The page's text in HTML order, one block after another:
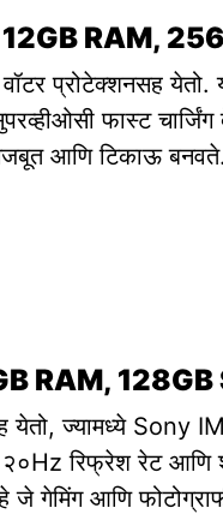
RAM,
प्रोटेक्शनसह येतो.
फास्ट
आणि टिकाऊ
RAM,
येतो, ज्यामध्ये Sony
रिफ्रेश रेट आणि
गेमिंग आणि